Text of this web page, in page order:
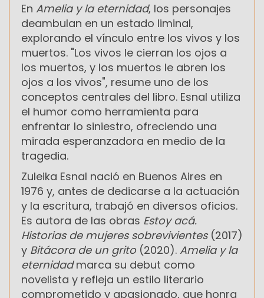
En Amelia y la eternidad, los personajes
deambulan en un estado liminal,
explorando el vínculo entre los vivos y los
muertos. "Los vivos le cierran los ojos a
los muertos, y los muertos le abren los
ojos a los vivos", resume uno de los
conceptos centrales del libro. Esnal utiliza
el humor como herramienta para
enfrentar lo siniestro, ofreciendo una
mirada esperanzadora en medio de la
tragedia.
Zuleika Esnal nació en Buenos Aires en
1976 y, antes de dedicarse a la actuación
y la escritura, trabajó en diversos oficios.
Es autora de las obras Estoy acá.
Historias de mujeres sobrevivientes(2017)
y Bitácora de un grito (2020). Amelia y la
eternidadmarca su debut como
novelista y refleja un estilo literario
comprometido y apasionado, que honra